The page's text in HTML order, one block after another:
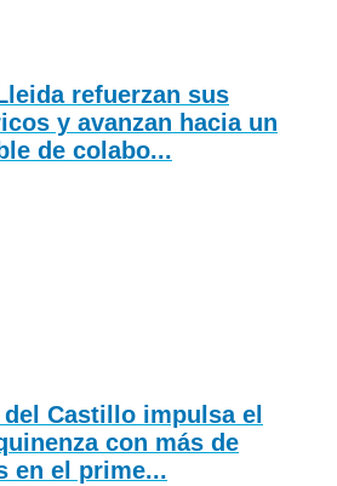
refuerzan sus
y avanzan hacia un
de colabo...
Castillo impulsa el
con más de
en el prime...